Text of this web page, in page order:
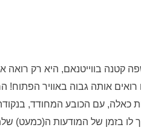
קטנה בווייטנאם, היא רק רואה
רואים אותה גבוה באוויר
כאלה, עם הכובע המחודד,
בזמן של המודעות ה(כמעט)